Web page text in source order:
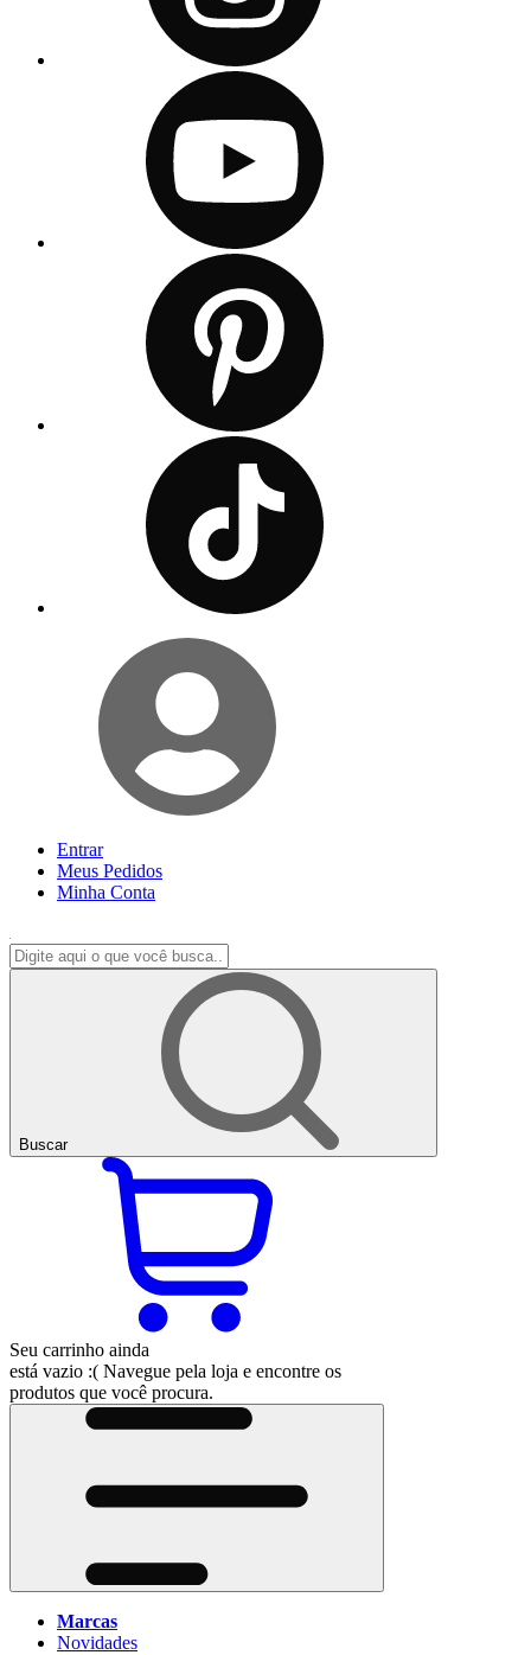
Entrar
Meus Pedidos
Minha Conta
Buscar
Seu carrinho ainda
está vazio :( Navegue pela loja e encontre os
produtos que você procura.
Marcas
Novidades